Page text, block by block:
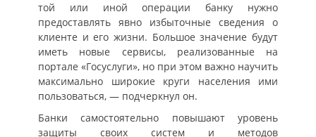
той или иной операции банку нужно
предоставлять явно избыточные сведения о
клиенте и его жизни. Большое значение будут
иметь новые сервисы, реализованные на
портале «Госуслуги», но при этом важно научить
максимально широкие круги населения ими
пользоваться, — подчеркнул он.
Банки самостоятельно повышают уровень
защиты своих систем и методов